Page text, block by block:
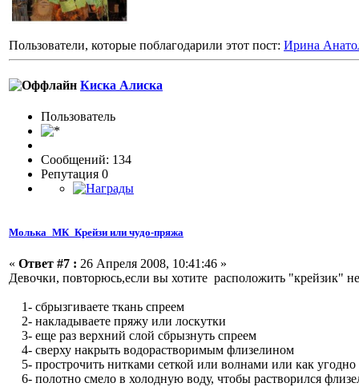
Пользователи, которые поблагодарили этот пост: Ирина
Киска Алиска
Пользовaтeль
Сообщений: 134
Репутация 0
Молька_МК_Крейзи или чудо-пряжа
« Ответ #7 : 26 Апреля 2008, 10:41:46 »
Девочки, повторюсь,если вы хотите расположить "крейзик"
1- сбрызгиваете ткань спреем
2- накладываете пряжу или лоскутки
3- еще раз верхний слой сбрызнуть спреем
4- сверху накрыть водорастворимым флизелином
5- прострочить нитками сеткой или волнами или как угодно
6- полотно смело в холодную воду, чтобы растворился